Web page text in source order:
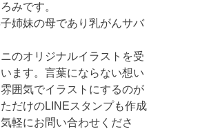
みです。
姉妹の母であり乳がんサバ
のオリジナルイラストを受
ます。言葉にならない想い
囲気でイラストにするのが
だけのLINEスタンプも作成
軽にお問い合わせくださ